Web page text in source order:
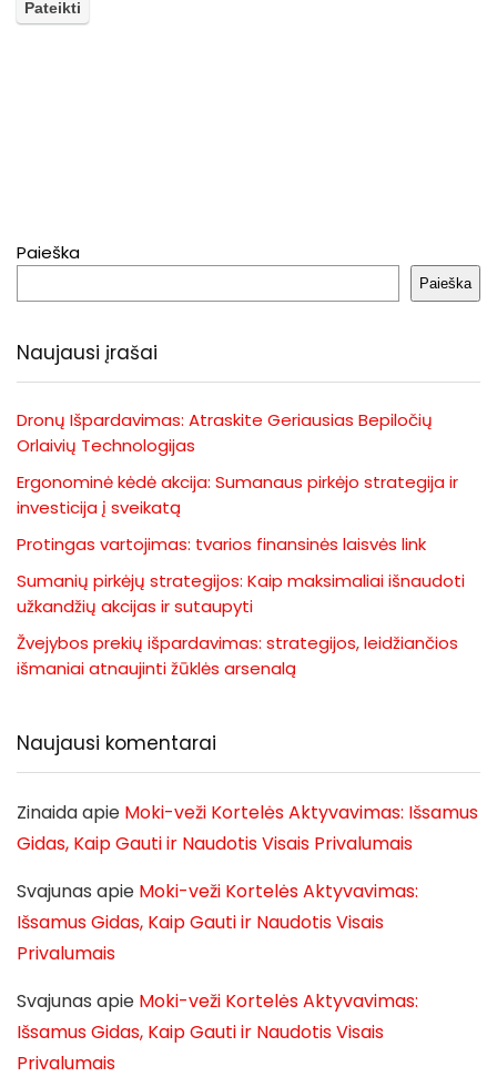
Paieška
Paieška
Naujausi įrašai
Dronų Išpardavimas: Atraskite Geriausias Bepiločių
Orlaivių Technologijas
Ergonominė kėdė akcija: Sumanaus pirkėjo strategija ir
investicija į sveikatą
Protingas vartojimas: tvarios finansinės laisvės link
Sumanių pirkėjų strategijos: Kaip maksimaliai išnaudoti
užkandžių akcijas ir sutaupyti
Žvejybos prekių išpardavimas: strategijos, leidžiančios
išmaniai atnaujinti žūklės arsenalą
Naujausi komentarai
Zinaidaapie Moki-veži Kortelės Aktyvavimas: Išsamus
Gidas, Kaip Gauti ir Naudotis Visais Privalumais
Svajunas apie Moki-veži Kortelės Aktyvavimas:
Išsamus Gidas, Kaip Gauti ir Naudotis Visais
Privalumais
Svajunas apie Moki-veži Kortelės Aktyvavimas:
Išsamus Gidas, Kaip Gauti ir Naudotis Visais
Privalumais